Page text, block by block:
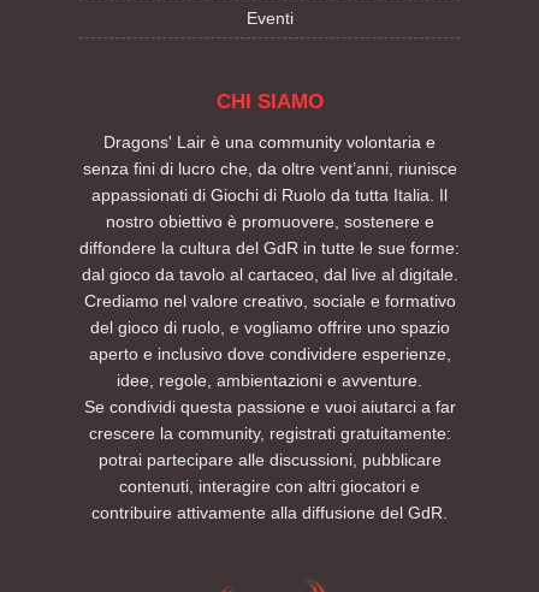
Eventi
CHI SIAMO
Dragons' Lair è una community volontaria e
senza fini di lucro che, da oltre vent’anni, riunisce
appassionati di Giochi di Ruolo da tutta Italia. Il
nostro obiettivo è promuovere, sostenere e
diffondere la cultura del GdR in tutte le sue forme:
dal gioco da tavolo al cartaceo, dal live al digitale.
Crediamo nel valore creativo, sociale e formativo
del gioco di ruolo, e vogliamo offrire uno spazio
aperto e inclusivo dove condividere esperienze,
idee, regole, ambientazioni e avventure.
Se condividi questa passione e vuoi aiutarci a far
crescere la community, registrati gratuitamente:
potrai partecipare alle discussioni, pubblicare
contenuti, interagire con altri giocatori e
contribuire attivamente alla diffusione del GdR.